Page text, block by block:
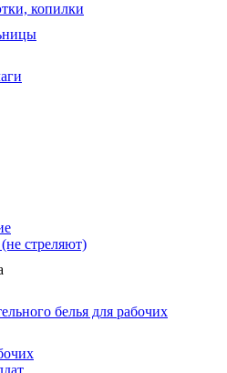
копилки
стреляют)
белья для рабочих